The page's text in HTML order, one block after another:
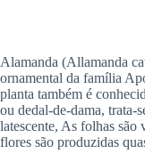
Alamanda (Allamanda
ornamental da família
planta também é
ou dedal-de-dama, trata-
latescente, As folhas são
flores são produzidas